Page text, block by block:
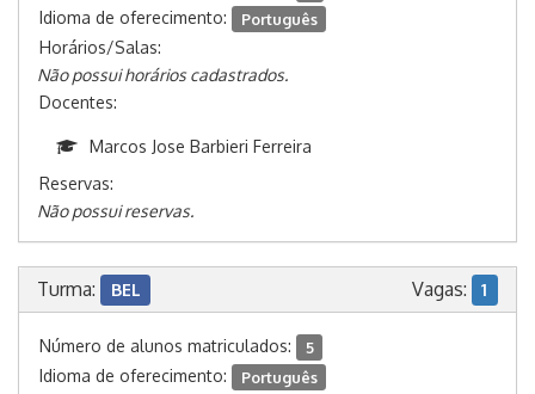
Idioma de oferecimento: Português
Horários/Salas:
Não possui horários cadastrados.
Docentes:
Marcos Jose Barbieri Ferreira
Reservas:
Não possui reservas.
Turma: BEL Vagas: 1
Número de alunos matriculados: 5
Idioma de oferecimento: Português